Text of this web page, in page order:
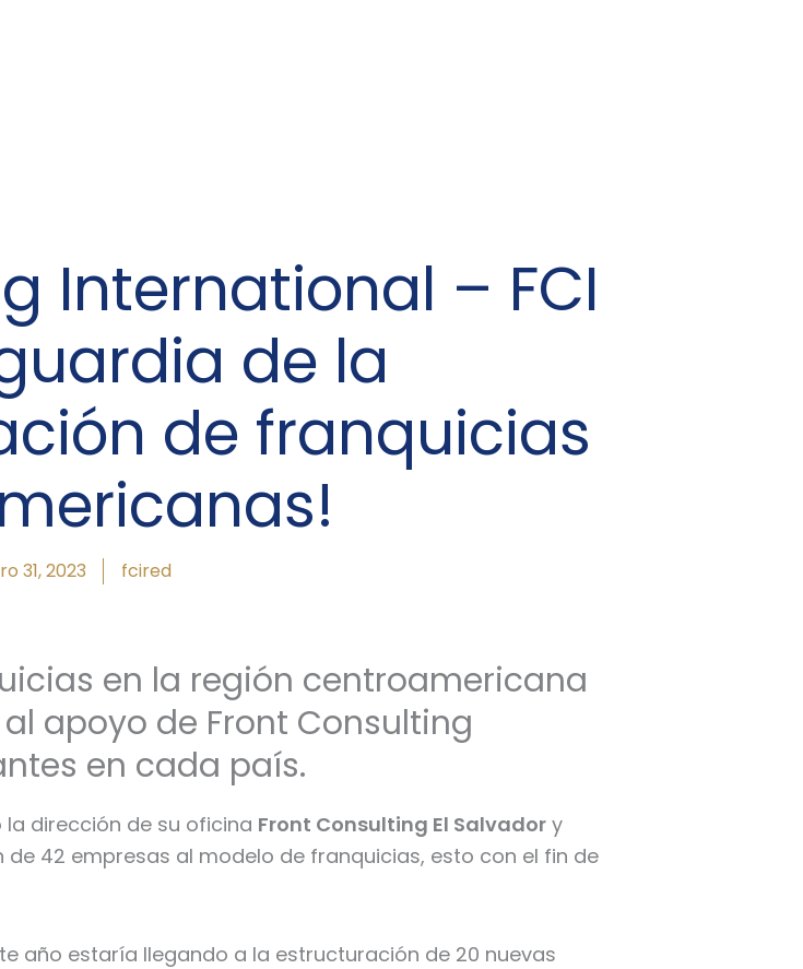
International – FCI
de la
de franquicias
31, 2023 fcired
en la región centroamericana
apoyo de Front Consulting
en cada país.
la dirección de su oficina Front Consulting El Salvador y
42 empresas al modelo de franquicias, esto con el fin de
año estaría llegando a la estructuración de 20 nuevas